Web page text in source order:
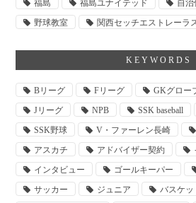
福島
福島ユナイテッド 自治
野球教室
関西セッチエストレーラ
KEYWORDS
Bリーグ Fリーグ GKグロー
Jリーグ
NPB SSK baseball
SSK野球
V・ファーレン長崎
アスカチ
アドバイザー契約
インタビュー
ゴールキーパー
サッカー
ジュニア
バスケッ